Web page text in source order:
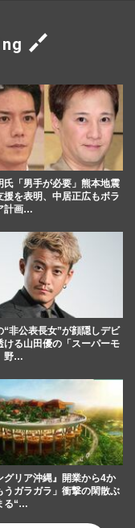
氏「男手が必要」熊本地震
援を表明、中居正広もボラ
計画…
“非公表長女”が顔隠しデビ
ける山田優の「スーパーモ
野…
グリア沖縄』開業から4か
うガラガラ」衝撃の閑散ぶ
る“…